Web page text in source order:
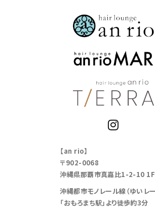
【an rio】
〒902-0068
沖縄県那覇市真嘉比1-2-10 1F
沖縄都市モノレール線（ゆいレー
「おもろまち駅」より徒歩約3分